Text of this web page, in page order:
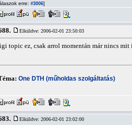
erre: #3006]
Elküldve: 2006-02-01 23:50:03
topic ez, csak arrol momentán már nincs mit
One DTH (műholdas szolgáltatás)
Elküldve: 2006-02-01 23:02:00